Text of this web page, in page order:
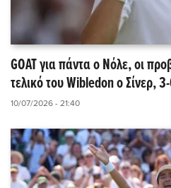
GOAT για πάντα ο Νόλε, οι
τελικό του Wibledon o Σίνερ,
10/07/2026 - 21:40